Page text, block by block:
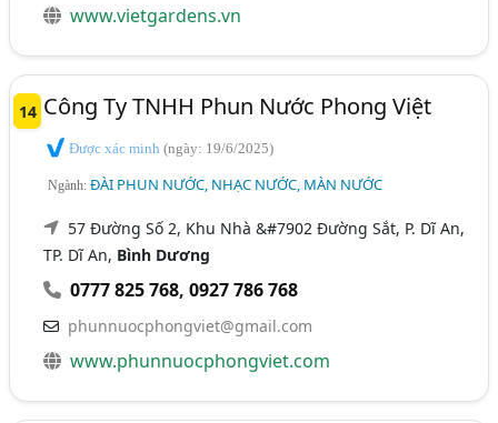
www.vietgardens.vn
14 Công Ty TNHH Phun Nước Phong Việt
Được xác minh(ngày: 19/6/2025)
Ngành:ĐÀI PHUN NƯỚC, NHẠC NƯỚC, MÀN NƯỚC
57 Đường Số 2, Khu Nhà &#7902 Đường Sắt, P. Dĩ An,
TP. Dĩ An, Bình Dương
0777 825 768,0927 786 768
phunnuocphongviet@gmail.com
www.phunnuocphongviet.com